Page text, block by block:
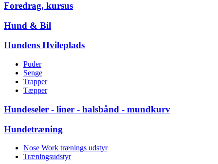
Foredrag, kursus
Hund & Bil
Hundens Hvileplads
Puder
Senge
Trapper
Tæpper
Hundeseler - liner - halsbånd - mundkurv
Hundetræning
Nose Work trænings udstyr
Træningsudstyr